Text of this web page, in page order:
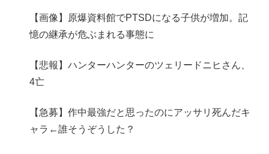
【画像】原爆資料館でPTSDになる子供が増加。記
憶の継承が危ぶまれる事態に
【悲報】ハンターハンターのツェリードニヒさん、
4亡
【急募】作中最強だと思ったのにアッサリ死んだキ
ャラ←誰そうぞうした？